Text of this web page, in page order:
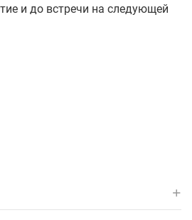
и до встречи на следующей